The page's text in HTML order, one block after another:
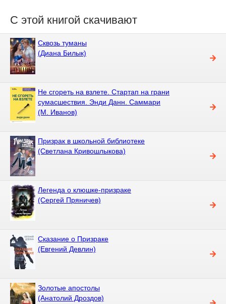
С этой книгой скачивают
Сквозь туманы
(Диана Билык)
Не сгореть на взлете. Стартап на грани
сумасшествия. Энди Данн. Саммари
(М. Иванов)
Призрак в школьной библиотеке
(Светлана Кривошлыкова)
Легенда о клюшке-призраке
(Сергей Пряничев)
Сказание о Призраке
(Евгений Девлин)
Золотые апостолы
(Анатолий Дроздов)